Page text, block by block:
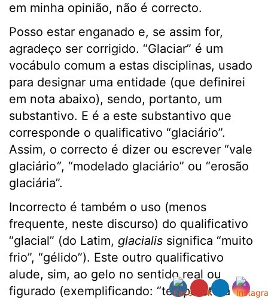
em minha opinião, não é correcto.
Posso estar enganado e, se assim for,
agradeço ser corrigido. “Glaciar” é um
vocábulo comum a estas disciplinas, usado
para designar uma entidade (que definirei
em nota abaixo), sendo, portanto, um
substantivo. E é a este substantivo que
corresponde o qualificativo “glaciário”.
Assim, o correcto é dizer ou escrever “vale
glaciário”, “modelado glaciário” ou “erosão
glaciária”.
Incorrecto é também o uso (menos
frequente, neste discurso) do qualificativo
“glacial” (do Latim, glacialis significa “muito
frio”, “gélido”). Este outro qualificativo
alude, sim, ao gelo no sentido real ou
figurado (exemplificando: “temperatura